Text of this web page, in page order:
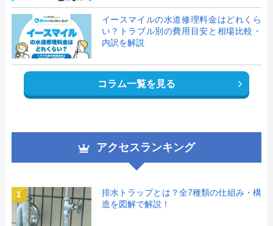
イースマイルの水道修理料金はどれくら
い？トラブル別の費用目安と相場比較・
内訳を解説
コラム一覧を見る
アクセスランキング
1
排水トラップとは？全7種類の仕組み・構
造を図解で解説！